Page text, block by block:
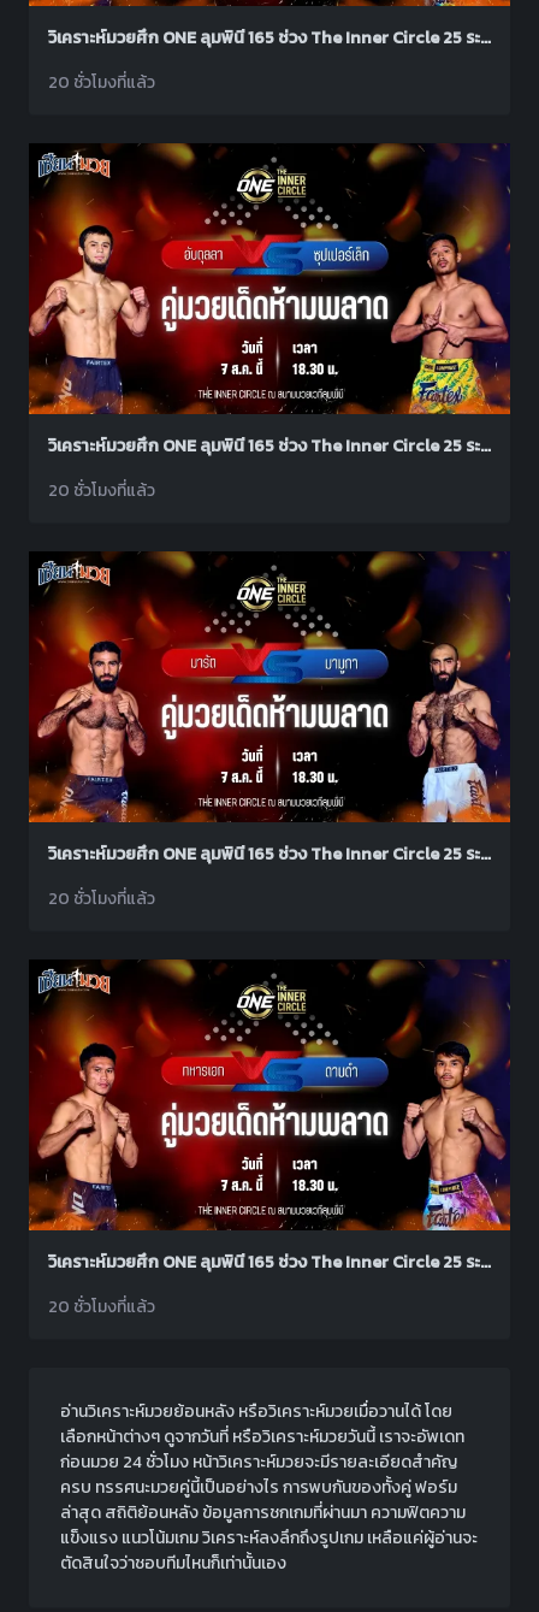
วิเคราะห์มวยศึก ONE ลุมพินี 165 ช่วง The Inner Circle 25 ระหว่าง นาบิล อานาน พบ เสือคิม ป๋องสุพรรณ พีเค.
20 ชั่วโมงที่แล้ว
วิเคราะห์มวยศึก ONE ลุมพินี 165 ช่วง The Inner Circle 25 ระหว่าง อับดุลลา ดายาคาเอฟ พบ ซุปเปอร์เล็ก ซุปเปอร์เล็กมวยไทย
20 ชั่วโมงที่แล้ว
วิเคราะห์มวยศึก ONE ลุมพินี 165 ช่วง The Inner Circle 25 ระหว่าง มารัต กริกอเรียน พบ มามูกา อูซูบิยัน
20 ชั่วโมงที่แล้ว
วิเคราะห์มวยศึก ONE ลุมพินี 165 ช่วง The Inner Circle 25 ระหว่าง ทหารเอก นายกเอท่าศาลา พบ ดาบดำ ปตท.ทองทวี
20 ชั่วโมงที่แล้ว
อ่านวิเคราะห์มวยย้อนหลัง หรือวิเคราะห์มวยเมื่อวานได้ โดย
เลือกหน้าต่างๆ ดูจากวันที่ หรือวิเคราะห์มวยวันนี้ เราจะอัพเดท
ก่อนมวย 24 ชั่วโมง หน้าวิเคราะห์มวยจะมีรายละเอียดสำคัญ
ครบ ทรรศนะมวยคู่นี้เป็นอย่างไร การพบกันของทั้งคู่ ฟอร์ม
ล่าสุด สถิติย้อนหลัง ข้อมูลการชกเกมที่ผ่านมา ความฟิตความ
แข็งแรง แนวโน้มเกม วิเคราะห์ลงลึกถึงรูปเกม เหลือแค่ผู้อ่านจะ
ตัดสินใจว่าชอบทีมไหนก็เท่านั้นเอง